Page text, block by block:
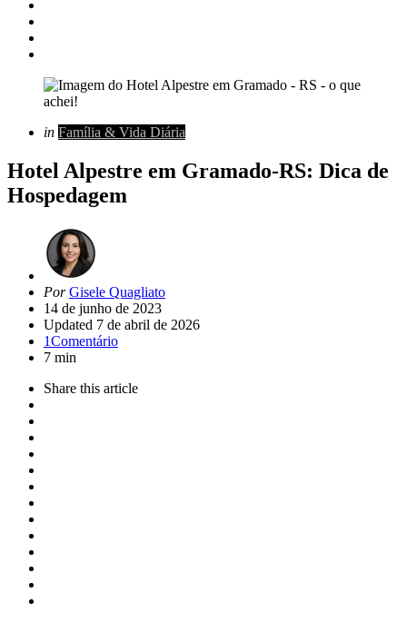
Categorias
Posted
in Família & Vida Diária
Hotel Alpestre em Gramado-RS: Dica de
Hospedagem
Artigo
de
Por Gisele Quagliato
14 de junho de 2023
Updated 7 de abril de 2026
1Comentário
7 min
Share this article